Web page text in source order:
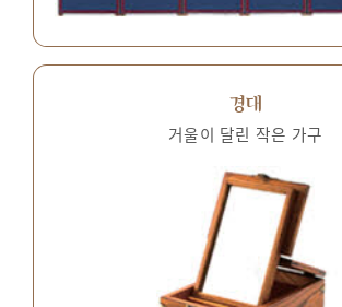
경대
거울이 달린 작은 가구